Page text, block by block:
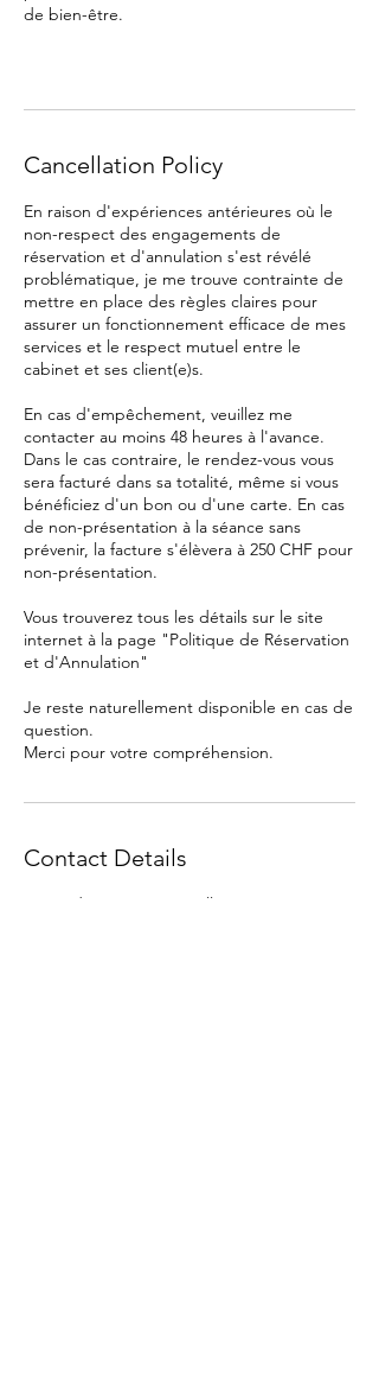
de bien-être.
Cancellation Policy
En raison d'expériences antérieures où le
non-respect des engagements de
réservation et d'annulation s'est révélé
problématique, je me trouve contrainte de
mettre en place des règles claires pour
assurer un fonctionnement efficace de mes
services et le respect mutuel entre le
cabinet et ses client(e)s.
En cas d'empêchement, veuillez me
contacter au moins 48 heures à l'avance.
Dans le cas contraire, le rendez-vous vous
sera facturé dans sa totalité, même si vous
bénéficiez d'un bon ou d'une carte. En cas
de non-présentation à la séance sans
prévenir, la facture s'élèvera à 250 CHF pour
non-présentation.
Vous trouverez tous les détails sur le site
internet à la page "Politique de Réservation
et d'Annulation"
Je reste naturellement disponible en cas de
question.
Merci pour votre compréhension.
Contact Details
Route d'Oron 6, 1068 Pully, Suisse